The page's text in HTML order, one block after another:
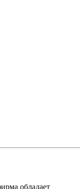
обладает